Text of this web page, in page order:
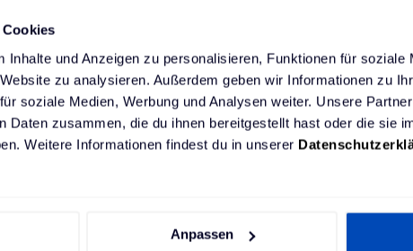
Inhalte und Anzeigen zu personalisieren, Funktionen für soziale
zu analysieren. Außerdem geben wir Informationen zu
soziale Medien, Werbung und Analysen weiter. Unsere
Daten zusammen, die du ihnen bereitgestellt hast oder die sie
Weitere Informationen findest du in unserer
Anpassen
du
E-
Die passende
unseren
dein Škoda-Modell
Ladestationen